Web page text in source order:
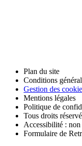
Plan du site
Conditions
Gestion des
Mentions légales
Politique de
Tous droits
Accessibilité :
Formulaire de